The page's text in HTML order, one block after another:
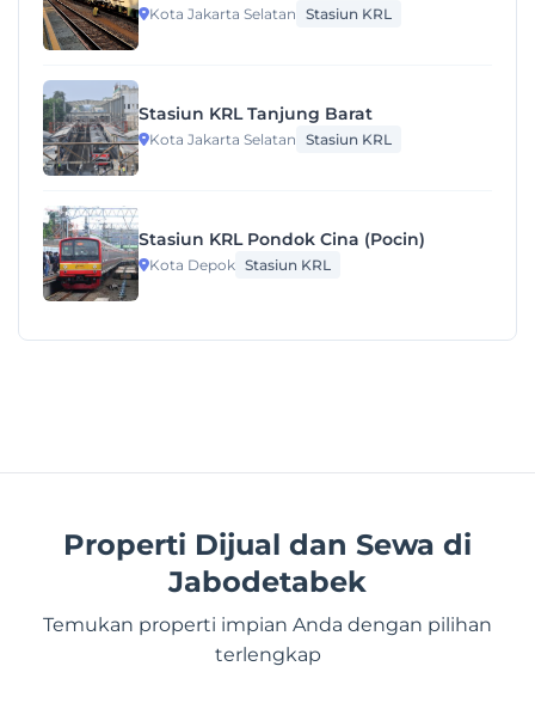
Kota Jakarta Selatan Stasiun KRL
Stasiun KRL Tanjung Barat
Kota Jakarta Selatan Stasiun KRL
Stasiun KRL Pondok Cina (Pocin)
Kota Depok Stasiun KRL
Properti Dijual dan Sewa di
Jabodetabek
Temukan properti impian Anda dengan pilihan
terlengkap